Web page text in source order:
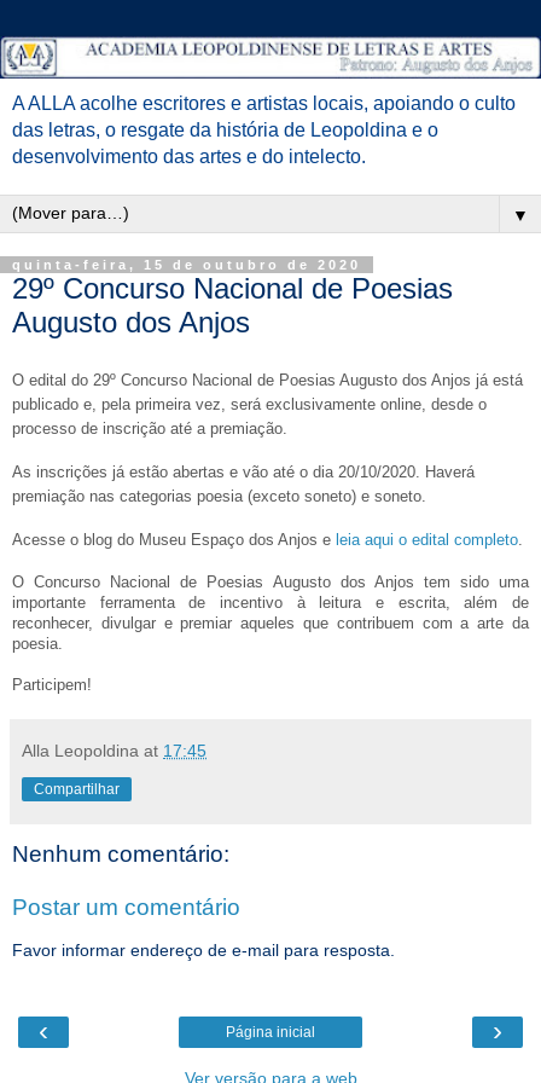
A ALLA acolhe escritores e artistas locais, apoiando o culto
das letras, o resgate da história de Leopoldina e o
desenvolvimento das artes e do intelecto.
▼
quinta-feira, 15 de outubro de 2020
29º Concurso Nacional de Poesias
Augusto dos Anjos
O edital do 29º Concurso Nacional de Poesias Augusto dos Anjos já está
publicado e, pela primeira vez, será exclusivamente online, desde o
processo de inscrição até a premiação.
As inscrições já estão abertas e vão até o dia 20/10/2020. Haverá
premiação nas categorias poesia (exceto soneto) e soneto.
Acesse o blog do Museu Espaço dos Anjos e leia aqui o edital completo.
O Concurso Nacional de Poesias Augusto dos Anjos tem sido uma
importante ferramenta de incentivo à leitura e escrita, além de
reconhecer, divulgar e premiar aqueles que contribuem com a arte da
poesia.
Participem!
Alla Leopoldina at 17:45
Compartilhar
Nenhum comentário:
Postar um comentário
Favor informar endereço de e-mail para resposta.
‹ ›
Página inicial
Ver versão para a web